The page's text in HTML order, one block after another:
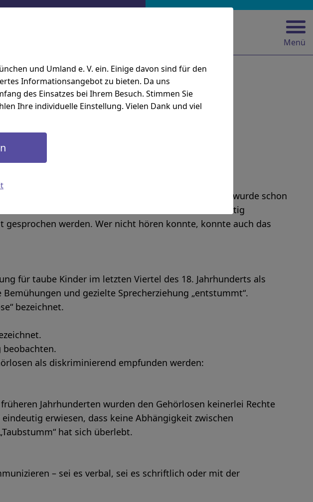
und Umland e. V. ein. Einige davon sind für den
Informationsangebot zu bieten. Da uns
des Einsatzes bei Ihrem Besuch. Stimmen Sie
Ihre individuelle Einstellung. Vielen Dank und viel
Menü
„Taub“
Fehlen des Gehörs bei Menschen. Der Ausdruck wurde schon
Taubheit kann nur auf einem Ohr oder beidseitig
werden. Wer nicht hören konnte, konnte auch das
für taube Kinder im letzten Viertel des 18. Jahrhunderts als
und gezielte Sprecherziehung „entstummt“.
bezeichnet.
beobachten.
als diskriminierend empfunden werden:
Jahrhunderten wurden den Gehörlosen keinerlei Rechte
erwiesen, dass keine Abhängigkeit zwischen
hat sich überlebt.
– sei es verbal, sei es schriftlich oder mit der